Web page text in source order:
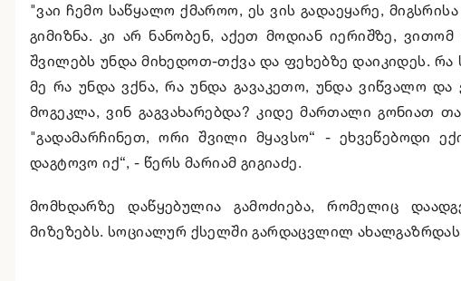
"ვაი ჩემო საწყალო ქმაროო, ეს ვის გადაეყარე,
გიმიზნა. კი არ ნანობენ, აქეთ მოდიან იერიშზე, ვითომ
შვილებს უნდა მიხედოთ-თქვა და ფეხებზე დაიკიდეს.
მე რა უნდა ვქნა, რა უნდა გავაკეთო, უნდა ვიწვალო
მოგეკლა, ვინ გაგვახარებდა? კიდე მართალი გონიათ
"გადამარჩინეთ, ორი შვილი მყავსო“ - ეხვეწებოდი
დაგტოვო იქ“, - წერს მარიამ გიგიაძე.
მომხდარზე დაწყებულია გამოძიება, რომელიც
მიზეზებს. სოციალურ ქსელში გარდაცვლილ